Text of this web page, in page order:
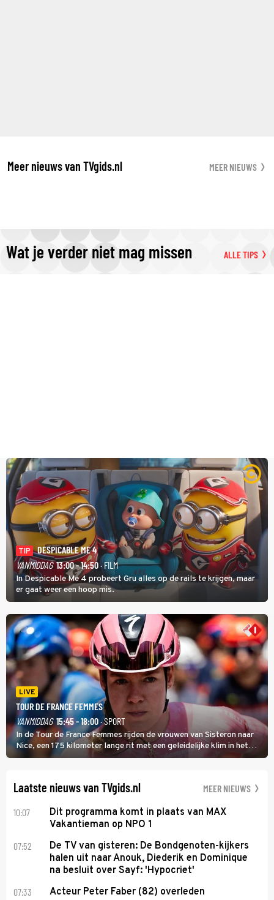
Meer nieuws van TVgids.nl MEER NIEUWS
Wat je verder niet mag missen ALLE TIPS
TIP
DESPICABLE ME 4
VANMIDDAG 13:00 - 14:50· FILM
In Despicable Me 4 probeert Gru alles op de rails te krijgen, maar
er gaat weer een hoop mis.
LIVE
TOUR DE FRANCE FEMMES
VANMIDDAG 15:45 - 18:00· SPORT
In de Tour de France Femmes rijden de vrouwen van Sisteron naar
Nice, een 175 kilometer lange rit met een geleidelijke klim in het
midden. Dat is mogelijk niet de zwaarste hindernis, dat is de
Laatste nieuws van TVgids.nl MEER NIEUWS
10:07
Dit programma komt in plaats van MAX
Vakantieman op NPO 1
07:52
De TV van gisteren: De Bondgenoten-kijkers
halen uit naar Anouk, Diederik en Dominique
na besluit over Sayf: 'Hypocriet'
07:33 Acteur Peter Faber (82) overleden